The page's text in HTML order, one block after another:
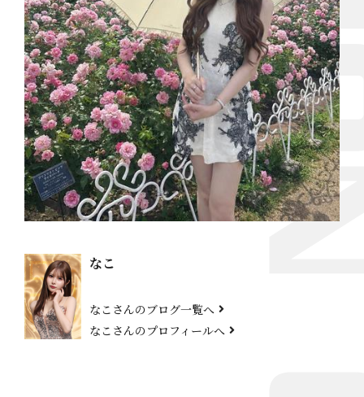
なこ
なこさんのブログ一覧へ
なこさんのプロフィールへ